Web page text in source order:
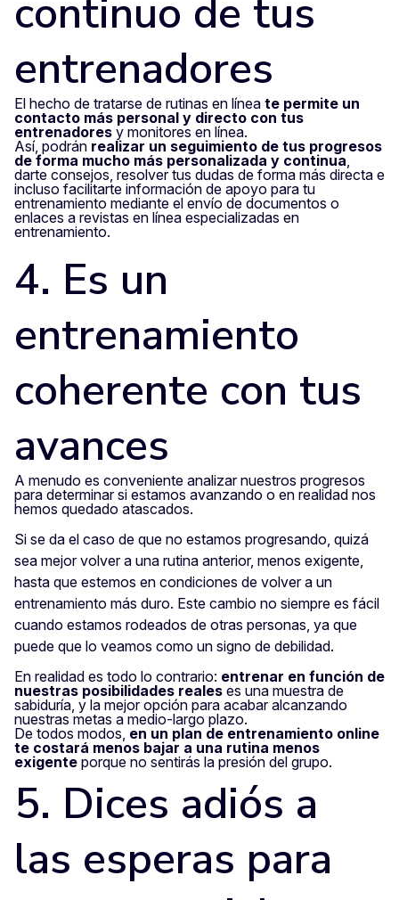
continuo de tus
entrenadores
El hecho de tratarse de rutinas en línea te permite un
contacto más personal y directo con tus
entrenadores y monitores en línea.
Así, podrán realizar un seguimiento de tus progresos
de forma mucho más personalizada y continua,
darte consejos, resolver tus dudas de forma más directa e
incluso facilitarte información de apoyo para tu
entrenamiento mediante el envío de documentos o
enlaces a revistas en línea especializadas en
entrenamiento.
4. Es un
entrenamiento
coherente con tus
avances
A menudo es conveniente analizar nuestros progresos
para determinar si estamos avanzando o en realidad nos
hemos quedado atascados.
Si se da el caso de que no estamos progresando, quizá
sea mejor volver a una rutina anterior, menos exigente,
hasta que estemos en condiciones de volver a un
entrenamiento más duro. Este cambio no siempre es fácil
cuando estamos rodeados de otras personas, ya que
puede que lo veamos como un signo de debilidad.
En realidad es todo lo contrario: entrenar en función de
nuestras posibilidades reales es una muestra de
sabiduría, y la mejor opción para acabar alcanzando
nuestras metas a medio-largo plazo.
De todos modos, en un plan de entrenamiento online
te costará menos bajar a una rutina menos
exigente porque no sentirás la presión del grupo.
5. Dices adiós a
las esperas para